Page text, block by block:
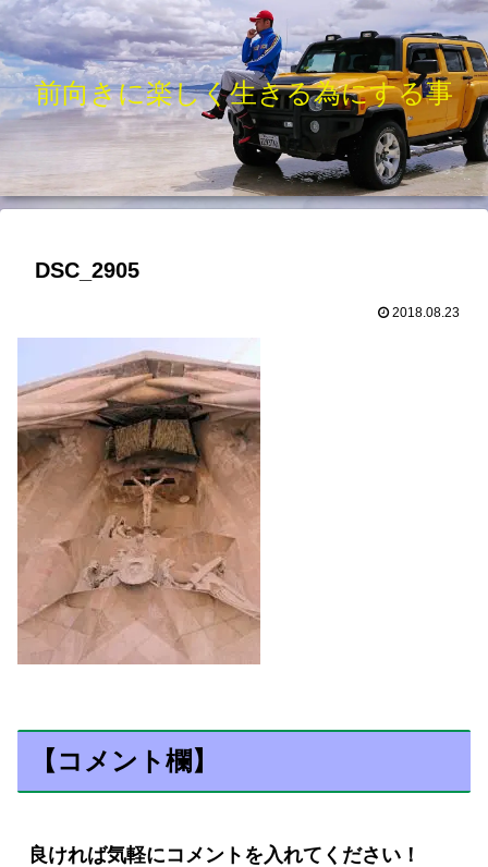
前向きに楽しく生きる為にする事
DSC_2905
2018.08.23
【コメント欄】
良ければ気軽にコメントを入れてください！